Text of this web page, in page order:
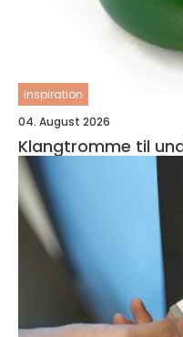
inspiration
04. August 2026
Klangtromme til